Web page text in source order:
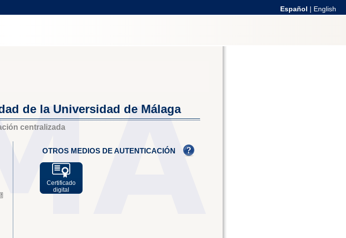
Español | English
de la Universidad de Málaga
centralizada
OTROS MEDIOS DE AUTENTICACIÓN
Certificado
digital